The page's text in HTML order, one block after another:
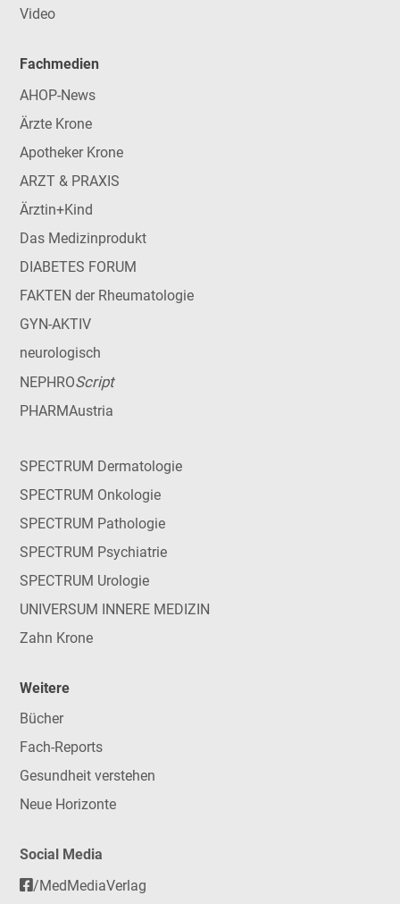
Video
Fachmedien
AHOP-News
Ärzte Krone
Apotheker Krone
ARZT & PRAXIS
Ärztin+Kind
Das Medizinprodukt
DIABETES FORUM
FAKTEN der Rheumatologie
GYN-AKTIV
neurologisch
NEPHROScript
PHARMAustria
SPECTRUM Dermatologie
SPECTRUM Onkologie
SPECTRUM Pathologie
SPECTRUM Psychiatrie
SPECTRUM Urologie
UNIVERSUM INNERE MEDIZIN
Zahn Krone
Weitere
Bücher
Fach-Reports
Gesundheit verstehen
Neue Horizonte
Social Media
/MedMediaVerlag